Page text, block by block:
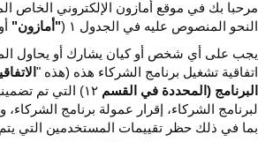
مرحبا بك في موقع أمازون الإلكتروني الخاص
النحو المنصوص عليه في الجدول ۱ ( "أمازون" أو
يجب على أي شخص أو كيان يشارك أو يحاول
اتفاقية تشغيل برنامج الشركاء هذه (هذه "
البرنامج (المحددة في القسم ۱۲) التي تم
لبرنامج الشركاء،
إقرار عمولة برنامج الشركاء، و
بما في ذلك حظر تقييمات المستخدمين التي يتم